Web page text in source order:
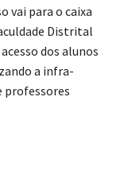
vai para o caixa
Distrital
dos alunos
a infra-
professores